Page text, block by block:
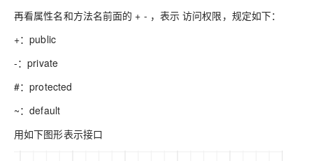
再看属性名和方法名前面的 + - ，表示 访问权限，规定如下：
+：public
-：private
#：protected
~：default
用如下图形表示接口